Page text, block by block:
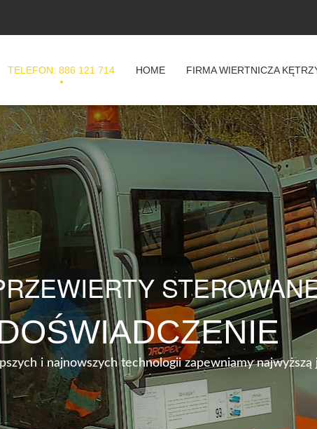
TELEFON: 886 121 714 HOME FIRMA WIERTNICZA
i najnowszych technologii zapewniamy najwyższą